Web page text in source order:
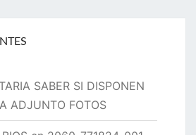
SABER SI DISPONEN
ADJUNTO FOTOS